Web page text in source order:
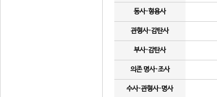
동사·형용사
관형사·감탄사
부사·감탄사
의존 명사·조사
수사·관형사·명사